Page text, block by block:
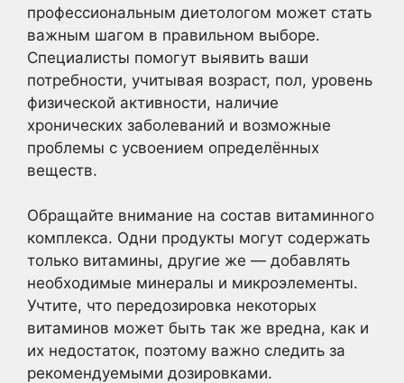
профессиональным диетологом может стать
важным шагом в правильном выборе.
Специалисты помогут выявить ваши
потребности, учитывая возраст, пол, уровень
физической активности, наличие
хронических заболеваний и возможные
проблемы с усвоением определённых
веществ.
Обращайте внимание на состав витаминного
комплекса. Одни продукты могут содержать
только витамины, другие же — добавлять
необходимые минералы и микроэлементы.
Учтите, что передозировка некоторых
витаминов может быть так же вредна, как и
их недостаток, поэтому важно следить за
рекомендуемыми дозировками.